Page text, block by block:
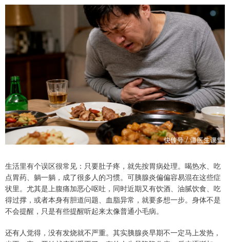
生活里有个误区很常见：只要肚子疼，就先按胃病处理。喝热水、吃
点胃药、躺一躺，成了很多人的习惯。可胰腺炎偏偏容易混在这些症
状里。尤其是上腹痛加恶心呕吐，同时近期又有饮酒、油腻饮食、吃
得过撑，或者本身有胆道问题、血脂异常，就要多想一步。身体不是
不会提醒，只是有些提醒听起来太像普通小毛病。
还有人觉得，没有发烧就不严重。其实胰腺炎早期不一定马上发热，